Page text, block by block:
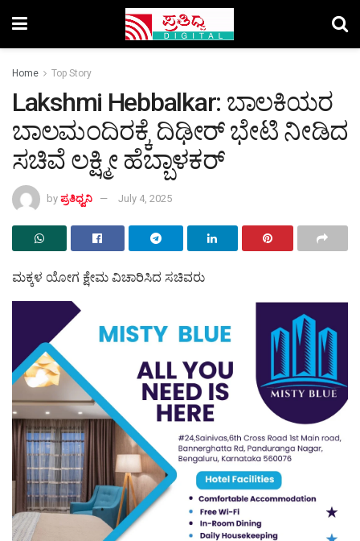
Home Top Story
Lakshmi Hebbalkar: ಬಾಲಕಿಯರ
ಬಾಲಮಂದಿರಕ್ಕೆ ದಿಢೀರ್ ಭೇಟಿ ನೀಡಿದ
ಸಚಿವೆ ಲಕ್ಷ್ಮೀ ಹೆಬ್ಬಾಳಕರ್
by ಪ್ರತಿಧ್ವನಿ July 4, 2025
ಮಕ್ಕಳ ಯೋಗ ಕ್ಷೇಮ ವಿಚಾರಿಸಿದ ಸಚಿವರು